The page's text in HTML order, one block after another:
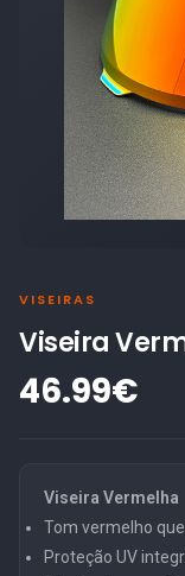
VISEIRAS
Viseira
46.99€
Viseira Vermelha
Tom vermelho
Proteção UV